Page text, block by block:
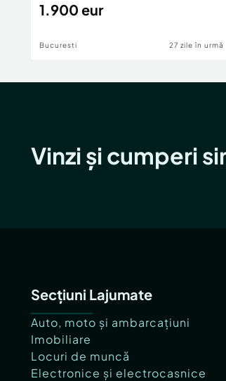
1.900 eur
Bucuresti 27 zile în urmă
Vinzi și cumperi
Secțiuni Lajumate
Auto, moto și ambarcațiuni
Imobiliare
Locuri de muncă
Electronice și electrocasnice